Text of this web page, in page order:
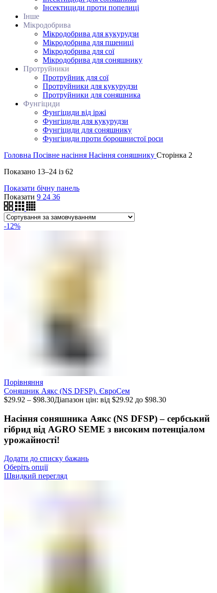
Інсектициди проти попелиці
Інше
Мікродобрива
Мікродобрива для кукурудзи
Мікродобрива для пшениці
Мікродобрива для сої
Мікродобрива для соняшнику
Протруйники
Протруйник для сої
Протруйники для кукурудзи
Протруйники для соняшника
Фунгіциди
Фунгіциди від іржі
Фунгіциди для кукурудзи
Фунгіциди для соняшнику
Фунгіциди проти борошнистої роси
Головна Посівне насіння Насіння соняшнику Сторінка 2
Показано 13–24 із 62
Показати бічну панель
Показати 9 24 36
-12%
Порівняння
Соняшник Аякс (NS DFSP). ЄвроСем
$29.92 – $98.30Діапазон цін: від $29.92 до $98.30
Насіння соняшника Аякс (NS DFSP) – сербський
гібрид від AGRO SEME з високим потенціалом
урожайності!
Додати до списку бажань
Оберіть опції
Швидкий перегляд